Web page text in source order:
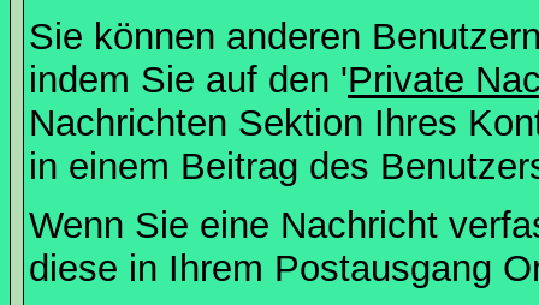
Sie können anderen
indem Sie auf den 'Private
Nachrichten Sektion Ihres
in einem Beitrag des
Wenn Sie eine Nachricht
diese in Ihrem Postausgang